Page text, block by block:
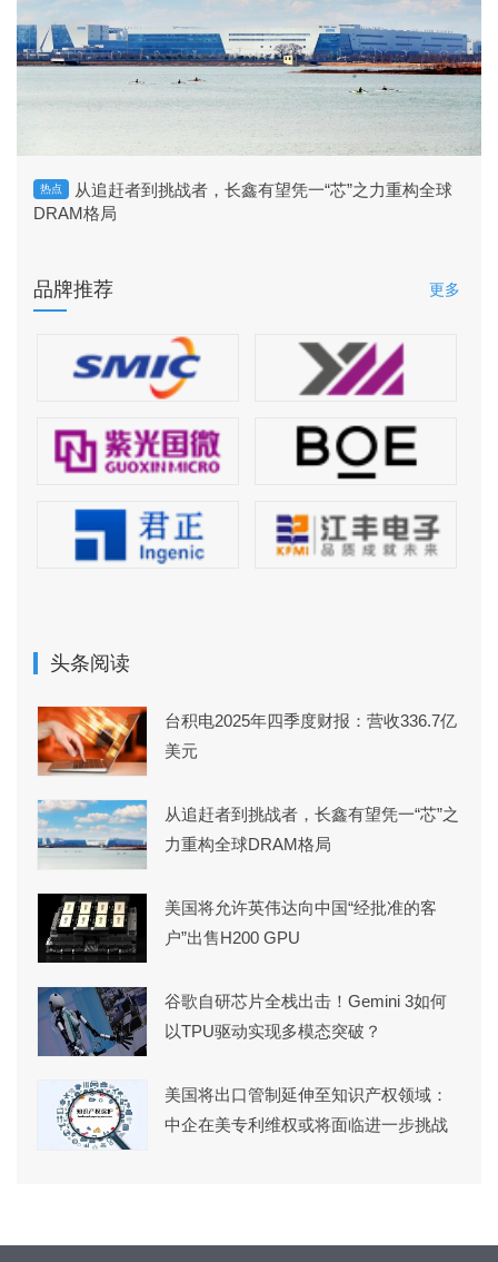
热点
从追赶者到挑战者，长鑫有望凭一“芯”之力重构全球
DRAM格局
品牌推荐 更多
头条阅读
台积电2025年四季度财报：营收336.7亿
美元
从追赶者到挑战者，长鑫有望凭一“芯”之
力重构全球DRAM格局
美国将允许英伟达向中国“经批准的客
户”出售H200 GPU
谷歌自研芯片全栈出击！Gemini 3如何
以TPU驱动实现多模态突破？
美国将出口管制延伸至知识产权领域：
中企在美专利维权或将面临进一步挑战